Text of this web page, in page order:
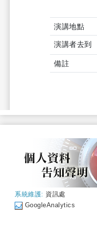
演講地點
演講者去到
備註
系統維護: 資訊處
GoogleAnalytics